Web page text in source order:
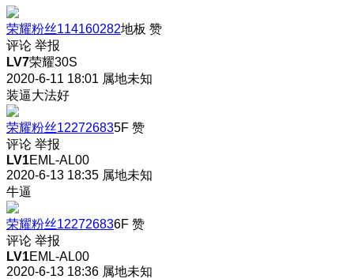
荣耀粉丝114160282地板 赞
评论 举报
LV7荣耀30S
2020-6-11 18:01 属地未知
装逼大法好
荣耀粉丝122726835F 赞
评论 举报
LV1EML-AL00
2020-6-13 18:35 属地未知
牛逼
荣耀粉丝122726836F 赞
评论 举报
LV1EML-AL00
2020-6-13 18:36 属地未知